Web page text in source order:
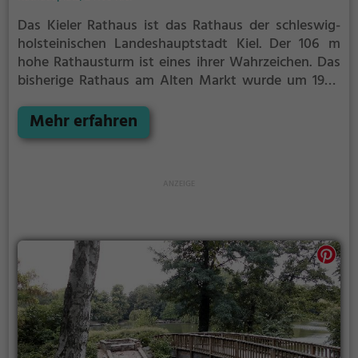
Das Kieler Rathaus ist das Rathaus der schleswig-
holsteinischen Landeshauptstadt Kiel. Der 106 m
hohe Rathausturm ist eines ihrer Wahrzeichen. Das
bisherige Rathaus am Alten Markt wurde um 1900
Werftenstadt zu klein. Daher wurde von 1907 bis 1911
das jetzige Rathaus mit Turm in der Vorstadt am
Mehr erfahren